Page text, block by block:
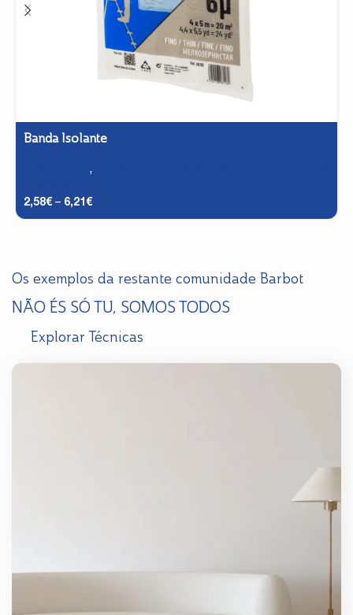
Banda Isolante
,
2,58€ – 6,21€
Os exemplos da restante comunidade Barbot
NÃO ÉS SÓ TU, SOMOS TODOS
Explorar Técnicas